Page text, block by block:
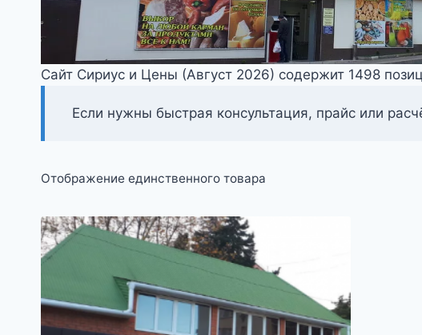
Сайт Сириус и Цены (Август 2026) содержит 1498
Если нужны быстрая консультация, прайс или
Отображение единственного товара